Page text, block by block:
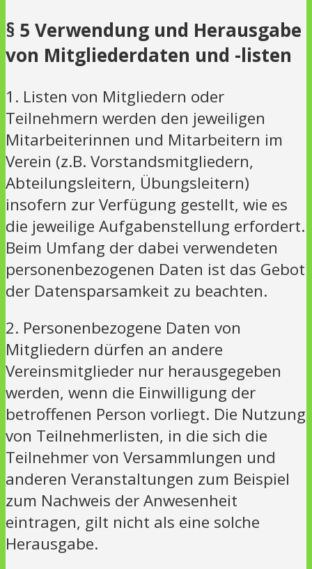
§ 5 Verwendung und Herausgabe
von Mitgliederdaten und -listen
1. Listen von Mitgliedern oder
Teilnehmern werden den jeweiligen
Mitarbeiterinnen und Mitarbeitern im
Verein (z.B. Vorstandsmitgliedern,
Abteilungsleitern, Übungsleitern)
insofern zur Verfügung gestellt, wie es
die jeweilige Aufgabenstellung erfordert.
Beim Umfang der dabei verwendeten
personenbezogenen Daten ist das Gebot
der Datensparsamkeit zu beachten.
2. Personenbezogene Daten von
Mitgliedern dürfen an andere
Vereinsmitglieder nur herausgegeben
werden, wenn die Einwilligung der
betroffenen Person vorliegt. Die Nutzung
von Teilnehmerlisten, in die sich die
Teilnehmer von Versammlungen und
anderen Veranstaltungen zum Beispiel
zum Nachweis der Anwesenheit
eintragen, gilt nicht als eine solche
Herausgabe.